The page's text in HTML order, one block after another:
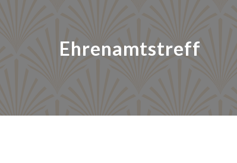
Ehrenamtstreff